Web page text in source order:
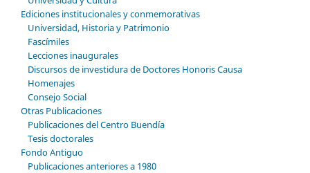
Ediciones institucionales y conmemorativas
Universidad, Historia y Patrimonio
Fascímiles
Lecciones inaugurales
Discursos de investidura de Doctores Honoris Causa
Homenajes
Consejo Social
Otras Publicaciones
Publicaciones del Centro Buendía
Tesis doctorales
Fondo Antiguo
Publicaciones anteriores a 1980